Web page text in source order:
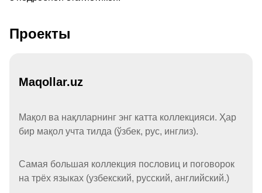
Проекты
Maqollar.uz
Мақол ва нақлларнинг энг катта коллекцияси. Ҳар
бир мақол учта тилда (ўзбек, рус, инглиз).
Самая большая коллекция пословиц и поговорок
на трёх языках (узбекский, русский, английский.)